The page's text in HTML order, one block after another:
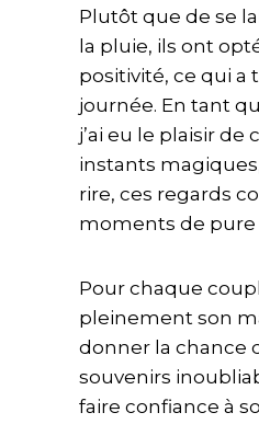
Plutôt que de se
la pluie, ils ont
positivité, ce qui a
journée. En tant
j’ai eu le plaisir de
instants
rire, ces regards
moments de pure
Pour chaque
pleinement son
donner la chance
souvenirs
faire confiance à